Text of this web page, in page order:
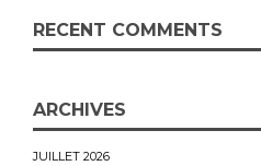
RECENT COMMENTS
ARCHIVES
JUILLET 2026